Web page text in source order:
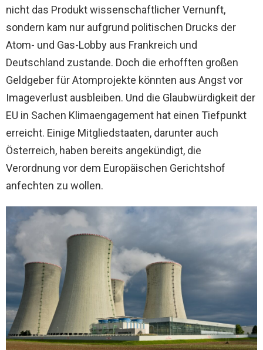
nicht das Produkt wissenschaftlicher Vernunft,
sondern kam nur aufgrund politischen Drucks der
Atom- und Gas-Lobby aus Frankreich und
Deutschland zustande. Doch die erhofften großen
Geldgeber für Atomprojekte könnten aus Angst vor
Imageverlust ausbleiben. Und die Glaubwürdigkeit der
EU in Sachen Klimaengagement hat einen Tiefpunkt
erreicht. Einige Mitgliedstaaten, darunter auch
Österreich, haben bereits angekündigt, die
Verordnung vor dem Europäischen Gerichtshof
anfechten zu wollen.